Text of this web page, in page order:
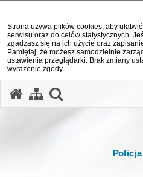
Strona używa plików cookies, aby
serwisu oraz do celów statystycznych.
zgadzasz się na ich użycie oraz
Pamiętaj, że możesz samodzielnie
ustawienia przeglądarki. Brak zmiany
wyrażenie zgody.